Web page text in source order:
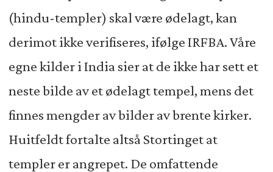
(hindu-templer) skal være ødelagt, kan
derimot ikke verifiseres, ifølge IRFBA. Våre
egne kilder i India sier at de ikke har sett et
neste bilde av et ødelagt tempel, mens det
finnes mengder av bilder av brente kirker.
Huitfeldt fortalte altså Stortinget at
templer er angrepet. De omfattende